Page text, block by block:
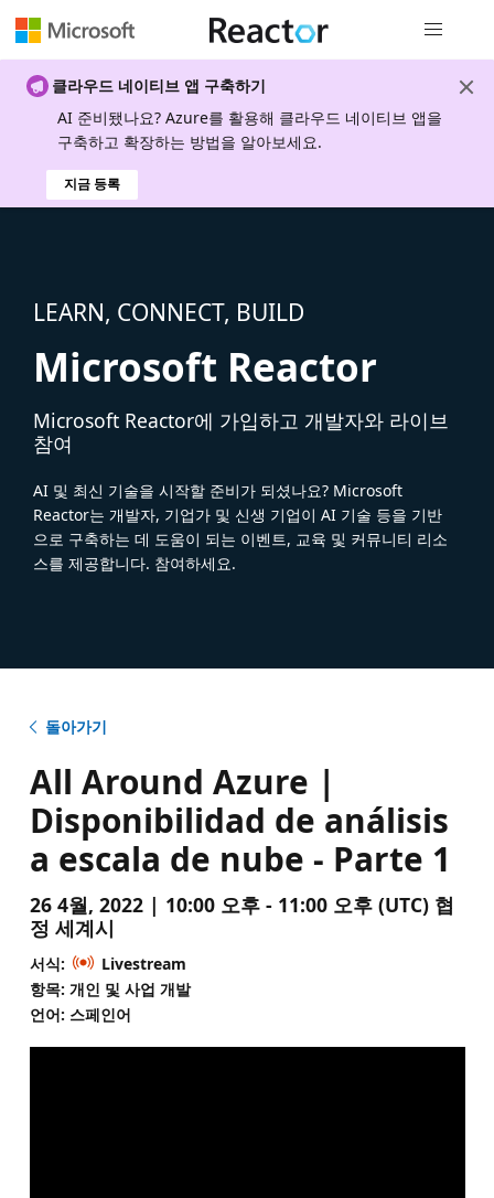
클라우드 네이티브 앱 구축하기
AI 준비됐나요? Azure를 활용해 클라우드 네이티브 앱을
구축하고 확장하는 방법을 알아보세요.
지금 등록
LEARN, CONNECT, BUILD
Microsoft Reactor
Microsoft Reactor에 가입하고 개발자와 라이브
참여
AI 및 최신 기술을 시작할 준비가 되셨나요? Microsoft
Reactor는 개발자, 기업가 및 신생 기업이 AI 기술 등을 기반
으로 구축하는 데 도움이 되는 이벤트, 교육 및 커뮤니티 리소
스를 제공합니다. 참여하세요.
돌아가기
All Around Azure |
Disponibilidad de análisis
a escala de nube - Parte 1
26 4월, 2022 | 10:00 오후 - 11:00 오후 (UTC) 협
정 세계시
서식:
Livestream
항목: 개인 및 사업 개발
언어: 스페인어